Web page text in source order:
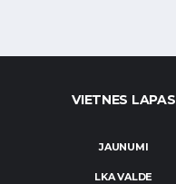
VIETNES LAPAS
JAUNUMI
LKA VALDE